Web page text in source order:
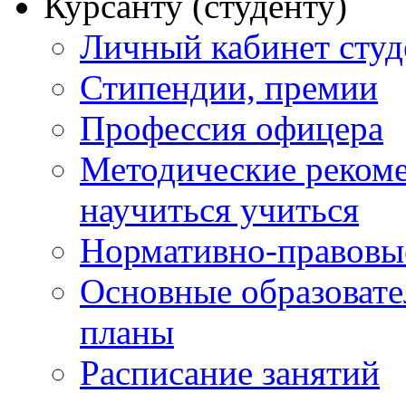
Личный кабинет
Стипендии, премии
Профессия офицера
Методические
научиться учиться
Нормативно-
Основные
планы
Расписание занятий